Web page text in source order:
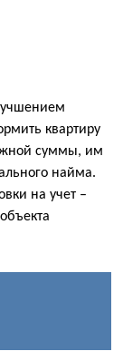
квартиру
суммы, им
найма.
на учет –